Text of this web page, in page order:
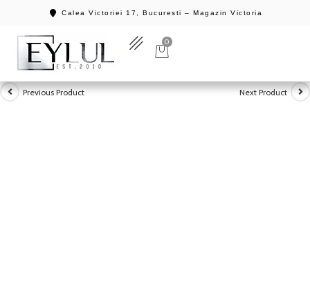
Calea Victoriei 17, Bucuresti – Magazin Victoria
0
Previous Product Next Product